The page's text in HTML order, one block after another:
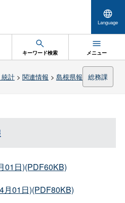
Language
キーワード検索 メニュー
計> 関連情報 > 島根県報 総務課
01日)(PDF60KB)
月01日)(PDF80KB)